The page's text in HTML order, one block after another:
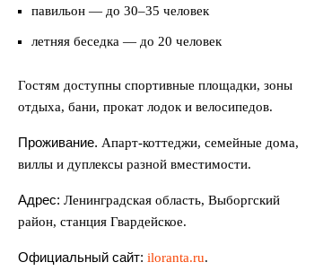
павильон — до 30–35 человек
летняя беседка — до 20 человек
Гостям доступны спортивные площадки, зоны
отдыха, бани, прокат лодок и велосипедов.
Проживание. Апарт-коттеджи, семейные дома,
виллы и дуплексы разной вместимости.
Адрес: Ленинградская область, Выборгский
район, станция Гвардейское.
Официальный сайт: iloranta.ru.